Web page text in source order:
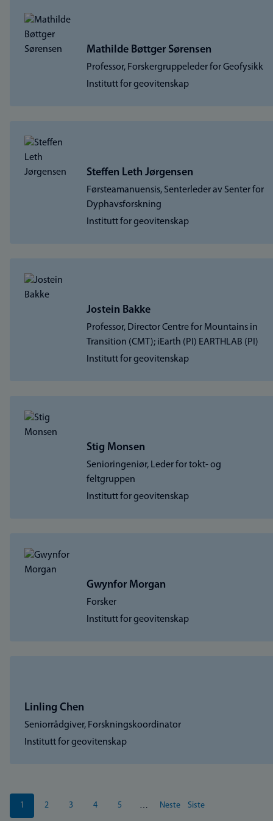
Mathilde Bøttger Sørensen
Professor, Forskergruppeleder for Geofysikk
Institutt for geovitenskap
Steffen Leth Jørgensen
Førsteamanuensis, Senterleder av Senter for
Dyphavsforskning
Institutt for geovitenskap
Jostein Bakke
Professor, Director Centre for Mountains in
Transition (CMT); iEarth (PI) EARTHLAB (PI)
Institutt for geovitenskap
Stig Monsen
Senioringeniør, Leder for tokt- og
feltgruppen
Institutt for geovitenskap
Gwynfor Morgan
Forsker
Institutt for geovitenskap
Linling Chen
Seniorrådgiver, Forskningskoordinator
Institutt for geovitenskap
Sider
Nåværende
side
1 Side
2 Side
3 Side
4 Side
5 …
Neste
Neste
Siste
Siste